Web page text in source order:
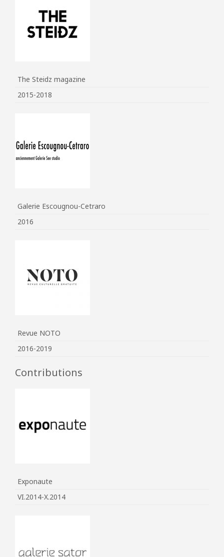
The Steidz magazine
2015-2018
Galerie Escougnou-Cetraro
2016
Revue NOTO
2016-2019
Contributions
Exponaute
VI.2014-X.2014